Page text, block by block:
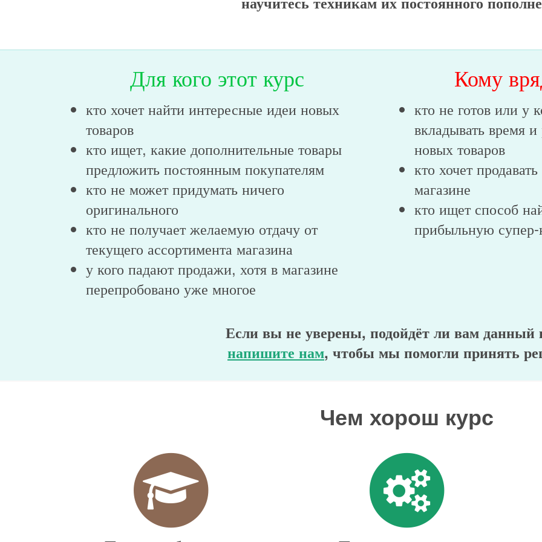
Для кого этот курс
кто хочет найти интересные идеи новых
товаров
кто ищет, какие дополнительные товары
предложить постоянным покупателям
кто не может придумать ничего
оригинального
кто не получает желаемую отдачу от
текущего ассортимента магазина
у кого падают продажи, хотя в магазине
перепробовано уже многое
Кому
кто не готов или у
вкладывать время
новых товаров
кто хочет
магазине
кто ищет способ
прибыльную
Если вы не уверены, подойдёт ли вам
напишите нам, чтобы мы помогли принять
Чем хорош курс